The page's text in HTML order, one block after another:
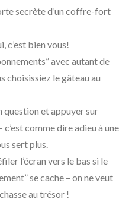
secrète d’un coffre-fort
c’est bien vous!
avec autant de
choisissiez le gâteau au
question et appuyer sur
c’est comme dire adieu à une
sert plus.
l’écran vers le bas si le
se cache – on ne veut
au trésor !